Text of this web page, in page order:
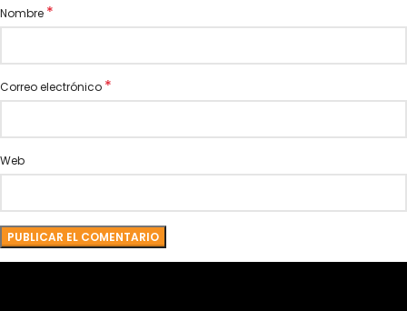
Nombre *
Correo electrónico *
Web